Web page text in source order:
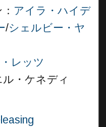
アイラ・ハイデ
/シェルビー・ヤ
レッツ
・ケネディ